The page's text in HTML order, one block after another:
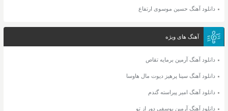
دانلود آهنگ حسین موسوی ارتفاع
آهنگ های ویژه
دانلود آهنگ آرمین برمایه تقاص
دانلود آهنگ سینا پرهیز دیوت مال هاوسا
دانلود آهنگ امیر پیراسته گندم
دانلود آهنگ آرمین یوسفی دور از تو